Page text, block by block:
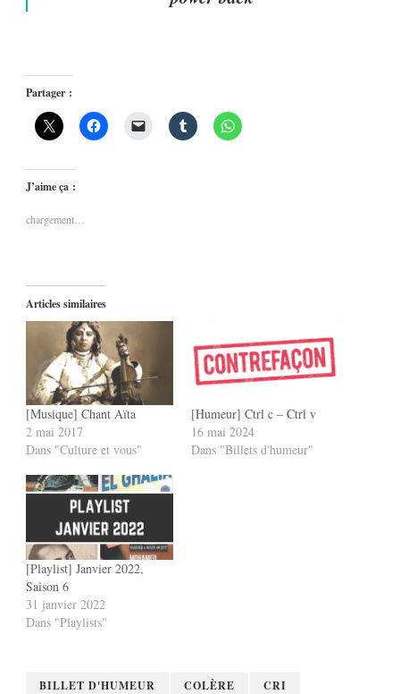
Partager :
J’aime ça :
chargement…
Articles similaires
[Musique] Chant Aïta
2 mai 2017
Dans "Culture et vous"
[Humeur] Ctrl c – Ctrl v
16 mai 2024
Dans "Billets d'humeur"
[Playlist] Janvier 2022,
Saison 6
31 janvier 2022
Dans "Playlists"
BILLET D'HUMEUR COLÈRE
CRI